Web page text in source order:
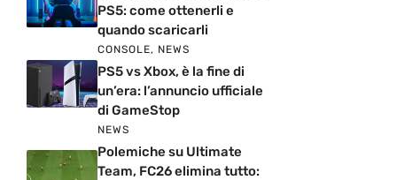
PS5: come ottenerli e
quando scaricarli
CONSOLE, NEWS
PS5 vs Xbox, è la fine di
un’era: l’annuncio ufficiale
di GameStop
NEWS
Polemiche su Ultimate
Team, FC26 elimina tutto: